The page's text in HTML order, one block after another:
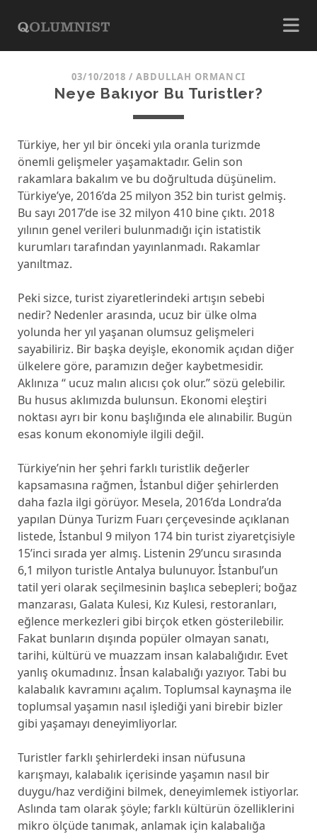
03/10/2018 / ABDULLAH ORMANCI
Neye Bakıyor Bu Turistler?
Türkiye, her yıl bir önceki yıla oranla turizmde
önemli gelişmeler yaşamaktadır. Gelin son
rakamlara bakalım ve bu doğrultuda düşünelim.
Türkiye’ye, 2016’da 25 milyon 352 bin turist gelmiş.
Bu sayı 2017’de ise 32 milyon 410 bine çıktı. 2018
yılının genel verileri bulunmadığı için istatistik
kurumları tarafından yayınlanmadı. Rakamlar
yanıltmaz.
Peki sizce, turist ziyaretlerindeki artışın sebebi
nedir? Nedenler arasında, ucuz bir ülke olma
yolunda her yıl yaşanan olumsuz gelişmeleri
sayabiliriz. Bir başka deyişle, ekonomik açıdan diğer
ülkelere göre, paramızın değer kaybetmesidir.
Aklınıza ‘‘ ucuz malın alıcısı çok olur.’’ sözü gelebilir.
Bu husus aklımızda bulunsun. Ekonomi eleştiri
noktası ayrı bir konu başlığında ele alınabilir. Bugün
esas konum ekonomiyle ilgili değil.
Türkiye’nin her şehri farklı turistlik değerler
kapsamasına rağmen, İstanbul diğer şehirlerden
daha fazla ilgi görüyor. Mesela, 2016’da Londra’da
yapılan Dünya Turizm Fuarı çerçevesinde açıklanan
listede, İstanbul 9 milyon 174 bin turist ziyaretçisiyle
15’inci sırada yer almış. Listenin 29’uncu sırasında
6,1 milyon turistle Antalya bulunuyor. İstanbul’un
tatil yeri olarak seçilmesinin başlıca sebepleri; boğaz
manzarası, Galata Kulesi, Kız Kulesi, restoranları,
eğlence merkezleri gibi birçok etken gösterilebilir.
Fakat bunların dışında popüler olmayan sanatı,
tarihi, kültürü ve muazzam insan kalabalığıdır. Evet
yanlış okumadınız. İnsan kalabalığı yazıyor. Tabi bu
kalabalık kavramını açalım. Toplumsal kaynaşma ile
toplumsal yaşamın nasıl işlediği yani birebir bizler
gibi yaşamayı deneyimliyorlar.
Turistler farklı şehirlerdeki insan nüfusuna
karışmayı, kalabalık içerisinde yaşamın nasıl bir
duygu/haz verdiğini bilmek, deneyimlemek istiyorlar.
Aslında tam olarak şöyle; farklı kültürün özelliklerini
mikro ölçüde tanımak, anlamak için kalabalığa